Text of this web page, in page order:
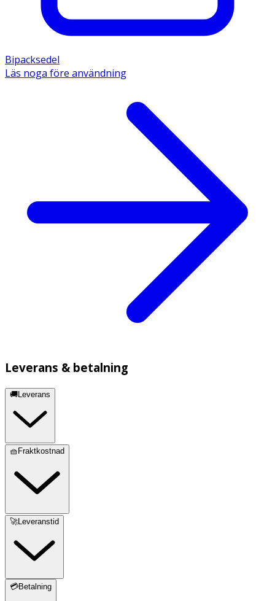
Bipacksedel
Läs noga före användning
Leverans & betalning
🚚Leverans
🧺Fraktkostnad
🚀Leveranstid
💳Betalning